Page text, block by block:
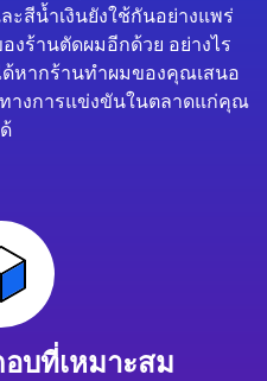
ะสีน้ำเงินยังใช้กันอย่างแพร่
งร้านตัดผมอีกด้วย อย่างไร
หากร้านทำผมของคุณเสนอ
างการแข่งขันในตลาดแก่คุณ
อบที่เหมาะสม